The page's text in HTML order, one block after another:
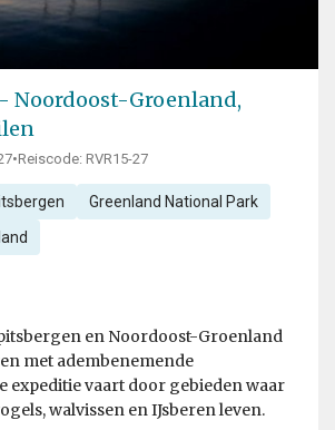
Noordoost-Groenland,
•Reiscode: RVR15-27
Greenland National Park
en Noordoost-Groenland
met adembenemende
expeditie vaart door gebieden waar
walvissen en IJsberen leven.